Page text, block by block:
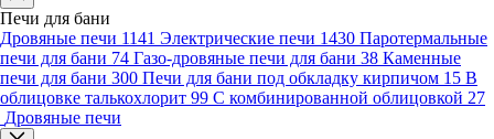
Печи для бани
Дровяные печи 1141 Электрические печи 1430 Паротермальные
печи для бани 74 Газо-дровяные печи для бани 38 Каменные
печи для бани 300 Печи для бани под обкладку кирпичом 15 В
облицовке талькохлорит 99 С комбинированной облицовкой 27
Дровяные печи